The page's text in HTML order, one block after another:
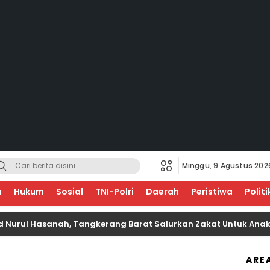
Minggu, 9 Agustus
Hukum Sosial TNI-Polri Daerah Peristiwa
Hasanah, Tangkerang Barat Salurkan Zakat Untuk Anak Yatim